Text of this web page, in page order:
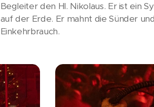
Begleiter den Hl. Nikolaus. Er ist ein
auf der Erde. Er mahnt die Sünder
Einkehrbrauch.